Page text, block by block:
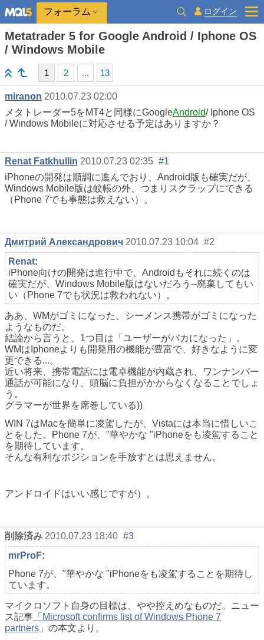
フォーラム ログイン
Metatrader 5 for Google Android / Iphone OS
/ Windows Mobile
1 2 ... 13
miranon 2010.07.23 02:00
メタトレーダー5をMT4と同様にGoogleAndroid/ Iphone OS
/ Windows Mobileに対応させる予定はありますか？
Renat Fatkhullin 2010.07.23 02:35 #1
iPhoneの開発は順調に進んでおり、Android版も確実だが、
Windows Mobile版は蚊帳の外、つまりスクラップにできる
（Phone 7でも事態は救えない）。
Дмитрий Александрович 2010.07.23 10:04 #2
Renat:
iPhone向けの開発は進行中で、Androidもそれに続くのは
確実だが、Windows Mobile版はないだろう--廃棄してもい
い（Phone 7でも状況は救われない）。
ああ、WMがゴミになった、シーメンス携帯がゴミになった
ようなものだ。
結論から言うと、1つ目は「ユーザーがバカになった」。
WMはIphoneよりも開発用の機能が豊富で、好きなように変
更できる...。
近い将来、携帯電話には電卓機能が内蔵され、ワンナンバー
通話が可能になり、頭脳に負担がかからなくなることでしょ
う。
グラマーが世界を席巻している))
WIN 7はMacを簡単に凌駕したが、Vistaには本当に惜しいこ
とをした。Phone 7が、"華やかな "iPhoneをも凌駕すること
を期待しています。
そんな有利なポジションを手放すとは思えません。
アンドロイドはいい感じですが）。
削除済み 2010.07.23 18:40 #3
mrProF:
Phone 7が、"華やかな "iPhoneをも凌駕することを期待し
ています。
マイクロソフト自身の目標は、やや控えめなものだ。ニュー
ス記事 「Microsoft confirms list of Windows Phone 7
partners 」の本文より。